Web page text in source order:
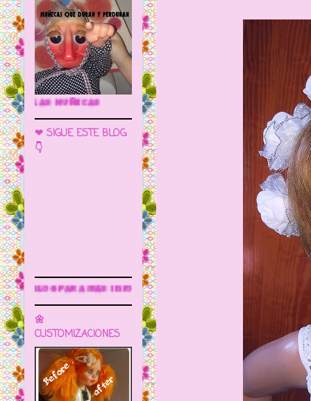
🌼 LA CUEVA DE LAS MUÑECAS
❤ SIGUE ESTE BLOG
👇
información
🌼
CUSTOMIZACIONES